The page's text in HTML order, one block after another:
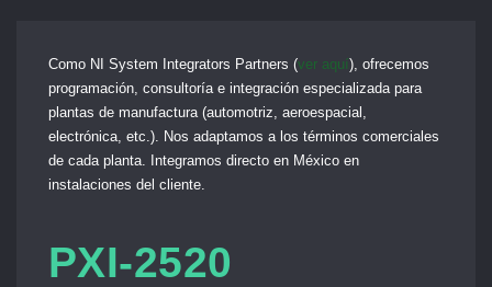
Como NI System Integrators Partners (ver aquí), ofrecemos
programación, consultoría e integración especializada para
plantas de manufactura (automotriz, aeroespacial,
electrónica, etc.). Nos adaptamos a los términos comerciales
de cada planta. Integramos directo en México en
instalaciones del cliente.
PXI-2520